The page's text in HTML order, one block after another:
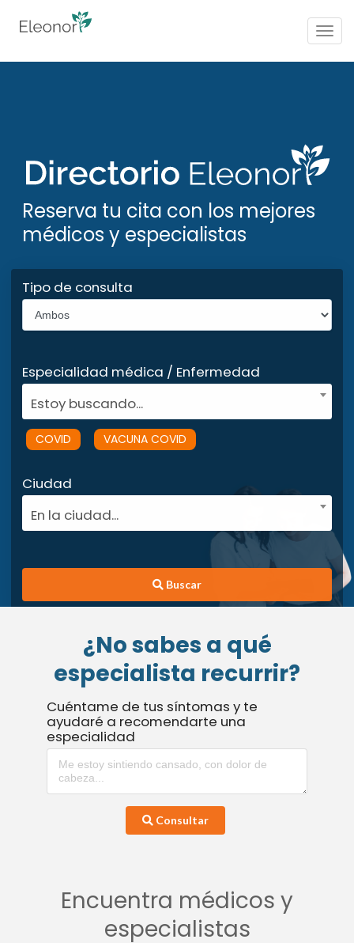
Reserva tu cita con los mejores
médicos y especialistas
Tipo de consulta
Especialidad médica / Enfermedad
Estoy buscando...
COVID VACUNA COVID
Ciudad
En la ciudad...
Buscar
¿No sabes a qué
especialista recurrir?
Cuéntame de tus síntomas y te
ayudaré a recomendarte una
especialidad
Consultar
Encuentra médicos y
especialistas